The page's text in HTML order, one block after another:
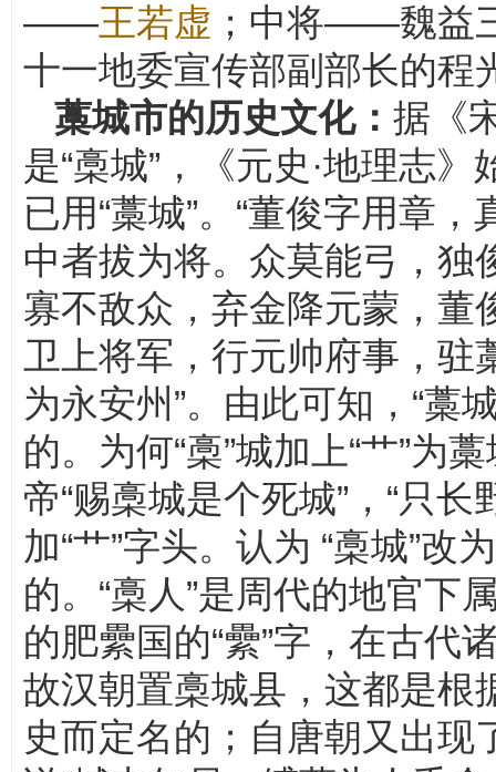
——王若虚 ；中将——魏益
十一地委宣传部副部长的程
藁城市的历史文化： 据《
是“槀城”，《元史·地理志
已用“藁城”。“董俊字用章
中者拔为将。众莫能弓，独
寡不敌众，弃金降元蒙，董
卫上将军，行元帅府事，驻
为永安州”。由此可知，“藁
的。为何“槀”城加上“艹”为
帝“赐槀城是个死城”，“只
加“艹”字头。认为 “槀城”改
的。“槀人”是周代的地官下
的肥纍国的“纍”字，在古代
故汉朝置槀城县，这都是根
史而定名的；自唐朝又出现